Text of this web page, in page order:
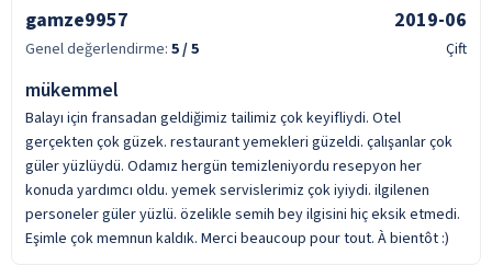
gamze9957 2019-06
Genel değerlendirme: 5/ 5 Çift
mükemmel
Balayı için fransadan geldiğimiz tailimiz çok keyifliydi. Otel
gerçekten çok güzek. restaurant yemekleri güzeldi. çalışanlar çok
güler yüzlüydü. Odamız hergün temizleniyordu resepyon her
konuda yardımcı oldu. yemek servislerimiz çok iyiydi. ilgilenen
personeler güler yüzlü. özelikle semih bey ilgisini hiç eksik etmedi.
Eşimle çok memnun kaldık. Merci beaucoup pour tout. À bientôt :)